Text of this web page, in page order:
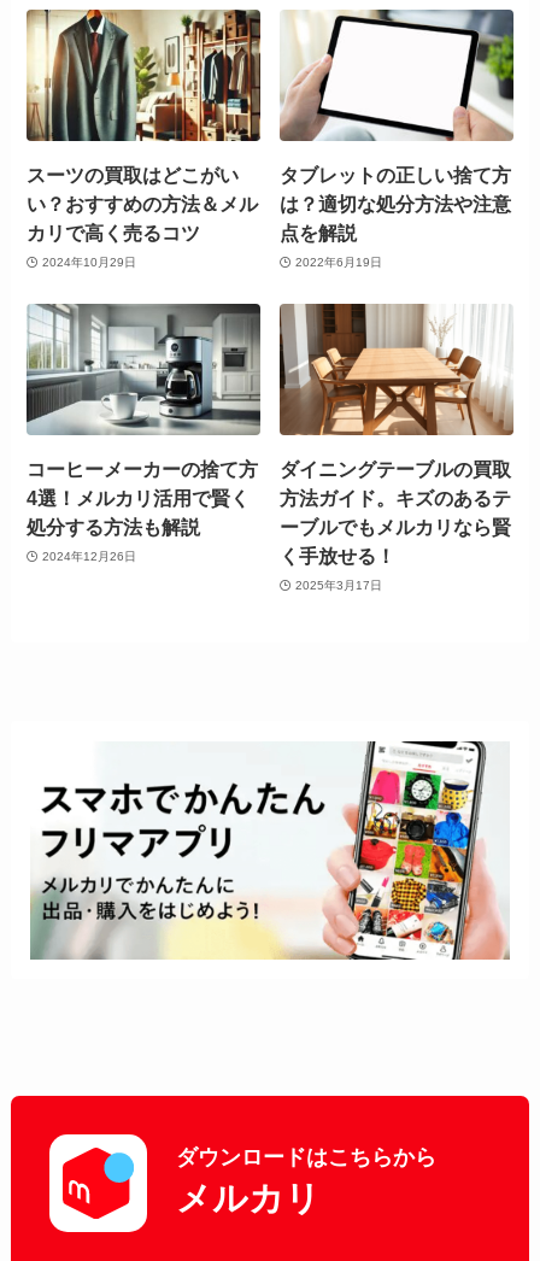
スーツの買取はどこがい
い？おすすめの方法＆メル
カリで高く売るコツ
2024年10月29日
タブレットの正しい捨て方
は？適切な処分方法や注意
点を解説
2022年6月19日
コーヒーメーカーの捨て方
4選！メルカリ活用で賢く
処分する方法も解説
2024年12月26日
ダイニングテーブルの買取
方法ガイド。キズのあるテ
ーブルでもメルカリなら賢
く手放せる！
2025年3月17日
ダウンロードはこちらから
メルカリ